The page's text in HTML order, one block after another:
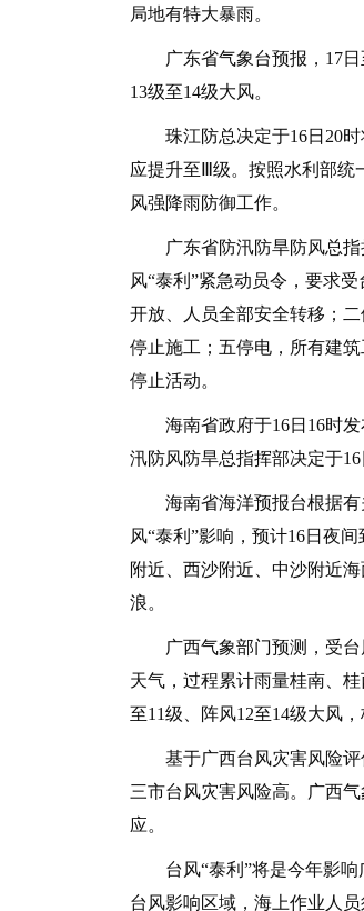
局地有特大暴雨。
广东省气象台预报，17日
13级至14级大风。
珠江防总决定于16日20时
应提升至Ⅲ级。按照水利部统
风强降雨防御工作。
广东省防汛防旱防风总指
风“泰利”紧急动员令，要求
开放、人员全部安全转移；
停止施工；五停电，所有建
停止活动。
海南省政府于16日16时发
汛防风防旱总指挥部决定于
海南省海洋预报台根据有
风“泰利”影响，预计16日夜
附近、西沙附近、中沙附近
浪。
广西气象部门预测，受台
天气，过程累计雨量桂南、
至11级、阵风12至14级大风
基于广西台风灾害风险评
三市台风灾害风险高。广西
应。
台风“泰利”将是今年影响
台风影响区域，海上作业人